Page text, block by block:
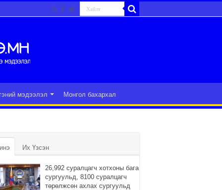
мэдээлэл Монгол бахархал
Их Үзсэн
26,992 суралцагч хотхоны бага
сургуульд, 8100 суралцагч
төрөлжсөн ахлах сургуульд